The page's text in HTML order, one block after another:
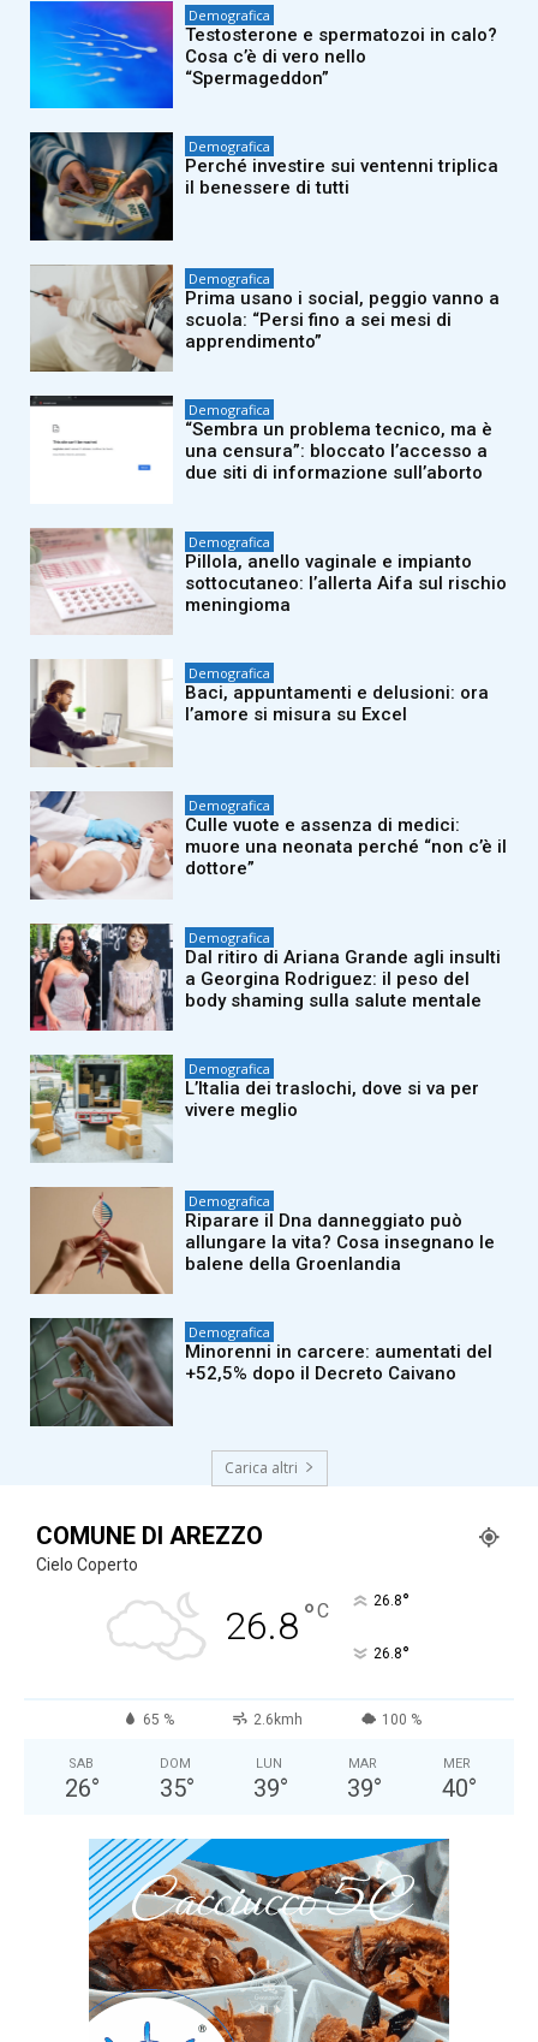
Demografica
Testosterone e spermatozoi in calo?
Cosa c’è di vero nello
“Spermageddon”
Demografica
Perché investire sui ventenni triplica
il benessere di tutti
Demografica
Prima usano i social, peggio vanno a
scuola: “Persi fino a sei mesi di
apprendimento”
Demografica
“Sembra un problema tecnico, ma è
una censura”: bloccato l’accesso a
due siti di informazione sull’aborto
Demografica
Pillola, anello vaginale e impianto
sottocutaneo: l’allerta Aifa sul rischio
meningioma
Demografica
Baci, appuntamenti e delusioni: ora
l’amore si misura su Excel
Demografica
Culle vuote e assenza di medici:
muore una neonata perché “non c’è il
dottore”
Demografica
Dal ritiro di Ariana Grande agli insulti
a Georgina Rodriguez: il peso del
body shaming sulla salute mentale
Demografica
L’Italia dei traslochi, dove si va per
vivere meglio
Demografica
Riparare il Dna danneggiato può
allungare la vita? Cosa insegnano le
balene della Groenlandia
Demografica
Minorenni in carcere: aumentati del
+52,5% dopo il Decreto Caivano
Carica altri
COMUNE DI AREZZO
Cielo Coperto
26.8°C 26.8°
26.8°
65 % 2.6kmh 100 %
SAB
26°
DOM
35°
LUN
39°
MAR
39°
MER
40°